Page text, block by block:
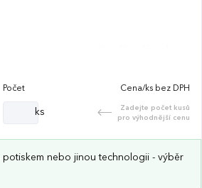
Počet Cena/ks bez DPH
ks
Zadejte počet kusů
pro výhodnější cenu
potiskem nebo jinou technologii - výběr